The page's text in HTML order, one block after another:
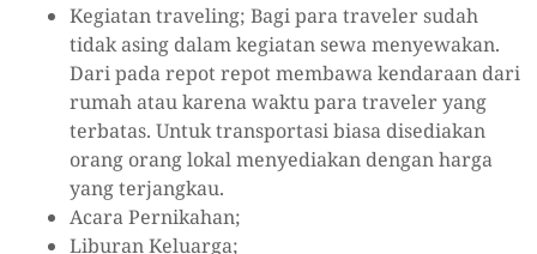
Kegiatan traveling; Bagi para traveler sudah
tidak asing dalam kegiatan sewa menyewakan.
Dari pada repot repot membawa kendaraan dari
rumah atau karena waktu para traveler yang
terbatas. Untuk transportasi biasa disediakan
orang orang lokal menyediakan dengan harga
yang terjangkau.
Acara Pernikahan;
Liburan Keluarga;